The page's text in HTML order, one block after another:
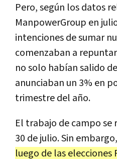
Pero, según los datos
ManpowerGroup en
intenciones de sumar
comenzaban a
no solo habían salido
anunciaban un 3% en
trimestre del año.
El trabajo de campo se
30 de julio. Sin
luego de las elecciones